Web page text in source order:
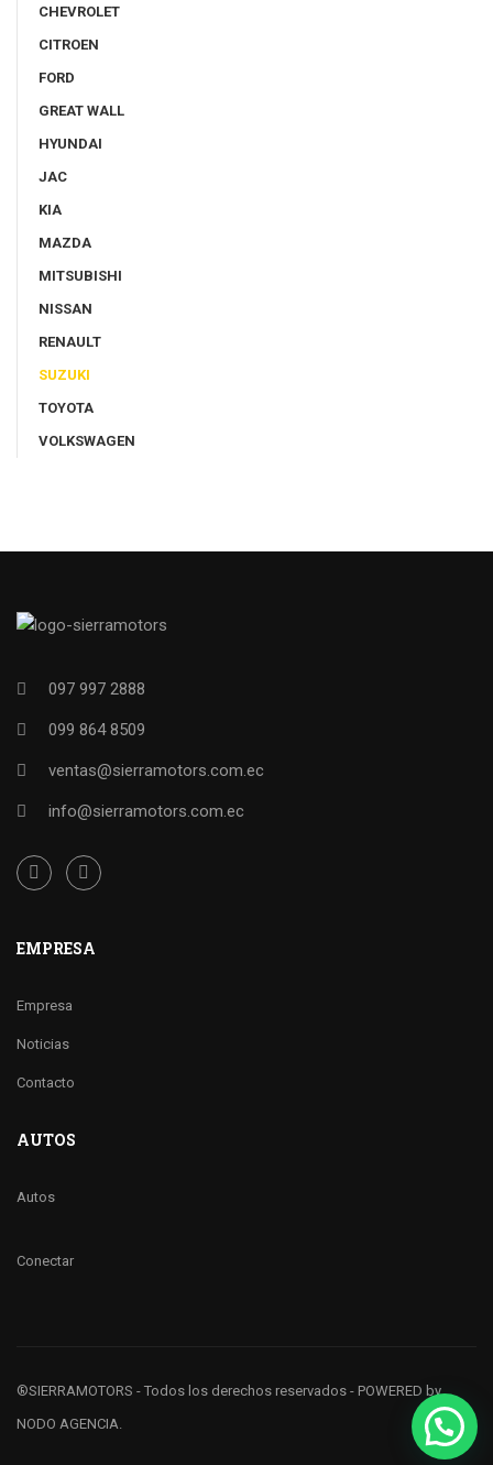
CHEVROLET
CITROEN
FORD
GREAT WALL
HYUNDAI
JAC
KIA
MAZDA
MITSUBISHI
NISSAN
RENAULT
SUZUKI
TOYOTA
VOLKSWAGEN
097 997 2888
099 864 8509
ventas@sierramotors.com.ec
info@sierramotors.com.ec
EMPRESA
Empresa
Noticias
Contacto
AUTOS
Autos
Conectar
®SIERRAMOTORS - Todos los derechos reservados - POWERED by
NODO AGENCIA.